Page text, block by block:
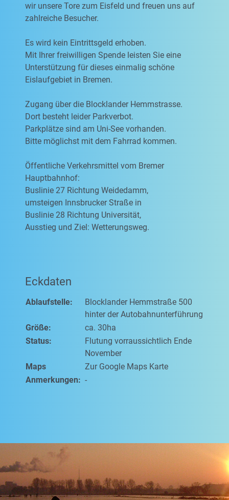
wir unsere Tore zum Eisfeld und freuen uns auf
zahlreiche Besucher.
Es wird kein Eintrittsgeld erhoben.
Mit Ihrer freiwilligen Spende leisten Sie eine
Unterstützung für dieses einmalig schöne
Eislaufgebiet in Bremen.
Zugang über die Blocklander Hemmstrasse.
Dort besteht leider Parkverbot.
Parkplätze sind am Uni-See vorhanden.
Bitte möglichst mit dem Fahrrad kommen.
Öffentliche Verkehrsmittel vom Bremer
Hauptbahnhof:
Buslinie 27 Richtung Weidedamm,
umsteigen Innsbrucker Straße in
Buslinie 28 Richtung Universität,
Ausstieg und Ziel: Wetterungsweg.
Eckdaten
Ablaufstelle:
Blocklander Hemmstraße 500
hinter der Autobahnunterführung
Größe:
ca. 30ha
Status:
Flutung vorraussichtlich Ende
November
Maps
Zur Google Maps Karte
Anmerkungen: -